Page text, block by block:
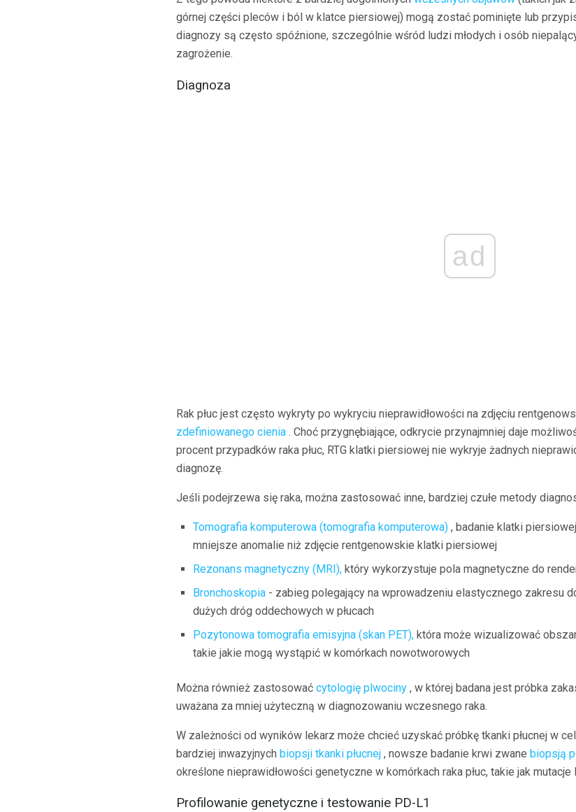
górnej części pleców i ból w klatce piersiowej) mogą zostać pominięte lub
diagnozy są często spóźnione, szczególnie wśród ludzi młodych i osób
zagrożenie.
Diagnoza
ad
Rak płuc jest często wykryty po wykryciu nieprawidłowości na zdjęciu
zdefiniowanego cienia . Choć przygnębiające, odkrycie przynajmniej daje
procent przypadków raka płuc, RTG klatki piersiowej nie wykryje żadnych
diagnozę.
Jeśli podejrzewa się raka, można zastosować inne, bardziej czułe metody
Tomografia komputerowa (tomografia komputerowa) , badanie klatki
mniejsze anomalie niż zdjęcie rentgenowskie klatki piersiowej
Rezonans magnetyczny (MRI), który wykorzystuje pola magnetyczne do
Bronchoskopia - zabieg polegający na wprowadzeniu elastycznego zakresu
dużych dróg oddechowych w płucach
Pozytonowa tomografia emisyjna (skan PET), która może wizualizować
takie jakie mogą wystąpić w komórkach nowotworowych
Można również zastosować cytologię plwociny , w której badana jest próbka
uważana za mniej użyteczną w diagnozowaniu wczesnego raka.
W zależności od wyników lekarz może chcieć uzyskać próbkę tkanki płucnej w
bardziej inwazyjnych biopsji tkanki płucnej , nowsze badanie krwi zwane biopsją
określone nieprawidłowości genetyczne w komórkach raka płuc, takie jak mutacje
Profilowanie genetyczne i testowanie PD-L1